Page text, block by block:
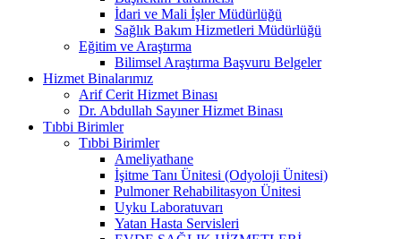
İdari ve Mali İşler Müdürlüğü
Sağlık Bakım Hizmetleri Müdürlüğü
Eğitim ve Araştırma
Bilimsel Araştırma Başvuru Belgeler
Hizmet Binalarımız
Arif Cerit Hizmet Binası
Dr. Abdullah Sayıner Hizmet Binası
Tıbbi Birimler
Tıbbi Birimler
Ameliyathane
İşitme Tanı Ünitesi (Odyoloji Ünitesi)
Pulmoner Rehabilitasyon Ünitesi
Uyku Laboratuvarı
Yatan Hasta Servisleri